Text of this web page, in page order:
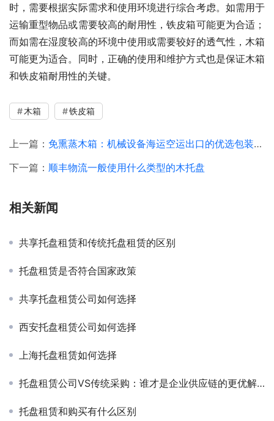
时，需要根据实际需求和使用环境进行综合考虑。如需用于
运输重型物品或需要较高的耐用性，铁皮箱可能更为合适；
而如需在湿度较高的环境中使用或需要较好的透气性，木箱
可能更为适合。同时，正确的使用和维护方式也是保证木箱
和铁皮箱耐用性的关键。
木箱 铁皮箱
上一篇： 免熏蒸木箱：机械设备海运空运出口的优选包装方案
下一篇： 顺丰物流一般使用什么类型的木托盘
相关新闻
共享托盘租赁和传统托盘租赁的区别
托盘租赁是否符合国家政策
共享托盘租赁公司如何选择
西安托盘租赁公司如何选择
上海托盘租赁如何选择
托盘租赁公司VS传统采购：谁才是企业供应链的更优解？
托盘租赁和购买有什么区别